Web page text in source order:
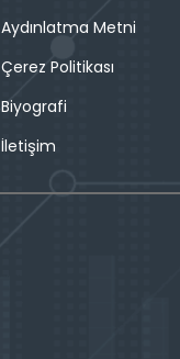
Aydınlatma Metni
Çerez Politikası
Biyografi
İletişim